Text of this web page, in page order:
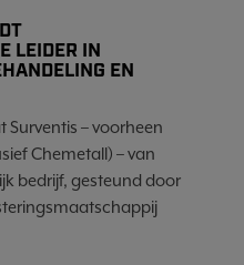
LEIDER IN
EN
Surventis – voorheen
Chemetall) – van
bedrijf, gesteund door